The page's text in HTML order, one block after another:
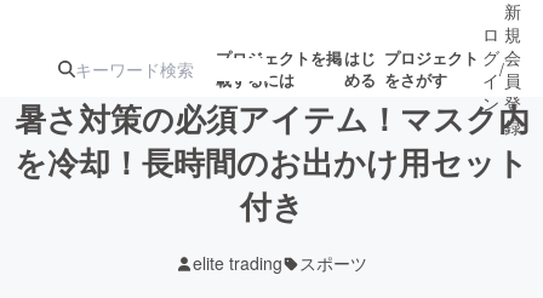
プロジェクトを掲
載するには
はじ
める
プロジェクト
をさがす
注目の新着プロ募集終了が近いプ
ロ
グ
イ
ン
/
新
規
会
員
登
録
暑さ対策の必須アイテム！マスク内
を冷却！長時間のお出かけ用セット
付き
elite trading スポーツ